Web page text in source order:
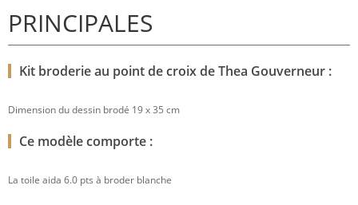
PRINCIPALES
Kit broderie au point de croix de Thea Gouverneur :
Dimension du dessin brodé 19 x 35 cm
Ce modèle comporte :
La toile aida 6.0 pts à broder blanche